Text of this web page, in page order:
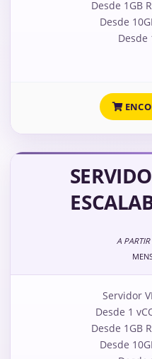
Desde 1GB
Desde
Desde
A PARTIR
Servidor
Desde 1
Desde 1GB
Desde